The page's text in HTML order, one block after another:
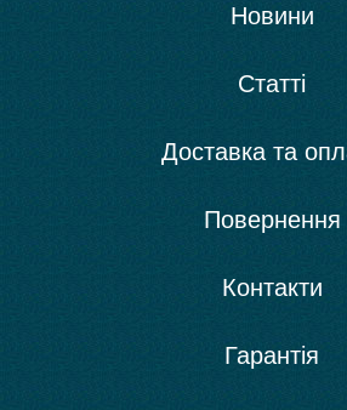
Новини
Статті
Доставка та
Повернення
Контакти
Гарантія